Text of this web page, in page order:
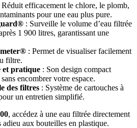
Réduit efficacement le chlore, le plomb,
pour une eau plus pure.
: Surveille le volume d’eau filtrée
1 900 litres, garantissant une
: Permet de visualiser facilement
filtre.
et pratique : Son design compact
encombrer votre espace.
des filtres : Système de cartouches à
un entretien simplifié.
, accédez à une eau filtrée directement
aux bouteilles en plastique.